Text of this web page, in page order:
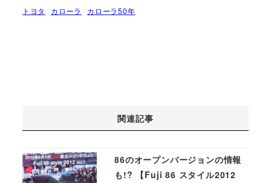
トヨタ カローラ カローラ50年
関連記事
86のオープンバージョンの情報
も!? 【Fuji 86 スタイル2012